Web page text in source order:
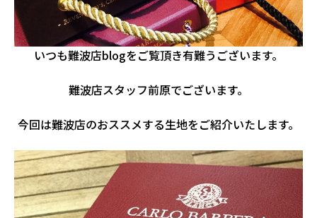
いつも難波店blogをご覧頂き有難うございます。
難波店スタッフ前原でございます。
今回は難波店のおススメする生地をご紹介いたします。